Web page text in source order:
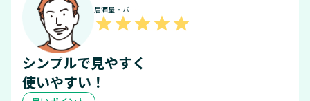
居酒屋・バー
シンプルで見やすく
使いやすい！